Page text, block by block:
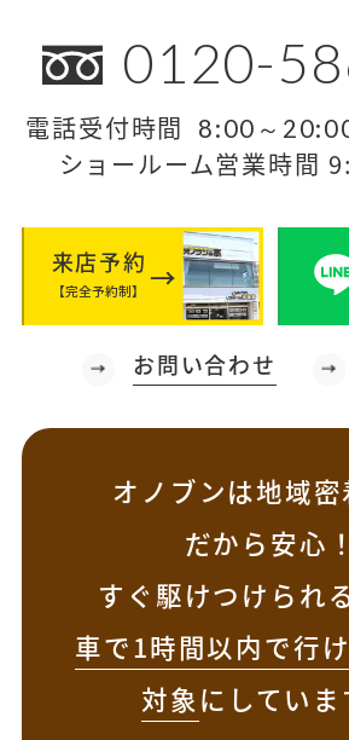
0120-
電話受付時間 8:00～
ショールーム営業時間
来店予約
【完全予約制】
お問い合わせ
オノブンは地域密
だから安心！
すぐ駆けつけられ
車で1時間以内で行
対象にしていま